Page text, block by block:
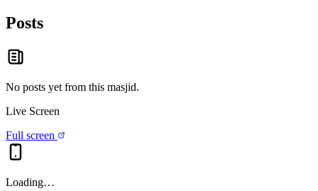
Posts
No posts yet from this masjid.
Live Screen
Full screen
Loading…